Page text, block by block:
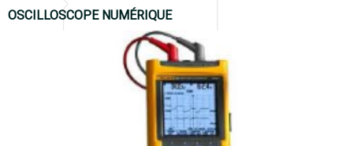
OSCILLOSCOPE NUMÉRIQUE